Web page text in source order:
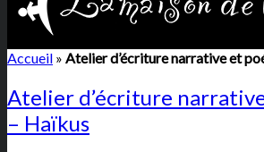
Accueil » Atelier d’écriture narrative et
Atelier d’écriture
– Haïkus